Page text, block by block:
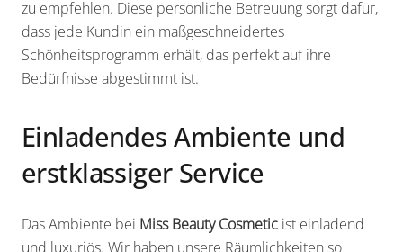
zu empfehlen. Diese persönliche Betreuung sorgt dafür,
dass jede Kundin ein maßgeschneidertes
Schönheitsprogramm erhält, das perfekt auf ihre
Bedürfnisse abgestimmt ist.
Einladendes Ambiente und
erstklassiger Service
Das Ambiente bei Miss Beauty Cosmetic ist einladend
und luxuriös. Wir haben unsere Räumlichkeiten so